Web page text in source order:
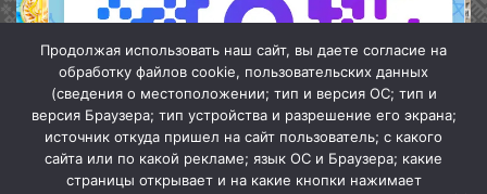
Продолжая использовать наш сайт, вы даете согласие на
обработку файлов cookie, пользовательских данных
(сведения о местоположении; тип и версия ОС; тип и
версия Браузера; тип устройства и разрешение его экрана;
источник откуда пришел на сайт пользователь; с какого
сайта или по какой рекламе; язык ОС и Браузера; какие
страницы открывает и на какие кнопки нажимает